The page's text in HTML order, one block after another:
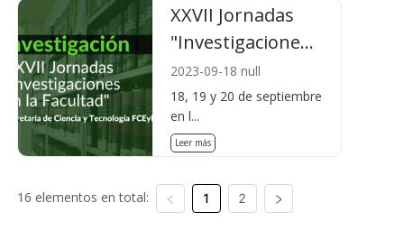
XXVII Jornadas
"Investigacione...
2023-09-18 null
18, 19 y 20 de septiembre
en l...
Leer más
16 elementos en total: 1 2